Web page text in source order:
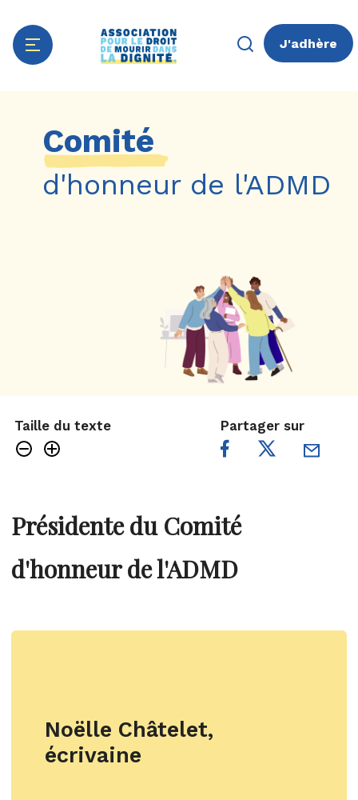
principal
J'adhère
Comité
d'honneur de l'ADMD
Taille du texte Partager sur
Présidente du Comité
d'honneur de l'ADMD
Noëlle Châtelet,
écrivaine